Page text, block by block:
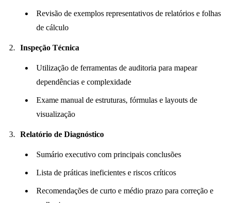
Revisão de exemplos representativos de relatórios e folhas
de cálculo
Inspeção Técnica
Utilização de ferramentas de auditoria para mapear
dependências e complexidade
Exame manual de estruturas, fórmulas e layouts de
visualização
Relatório de Diagnóstico
Sumário executivo com principais conclusões
Lista de práticas ineficientes e riscos críticos
Recomendações de curto e médio prazo para correção e